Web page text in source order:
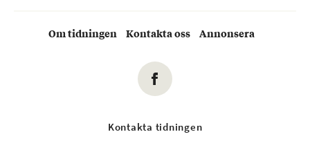
Om tidningen Kontakta oss Annonsera
Kontakta tidningen